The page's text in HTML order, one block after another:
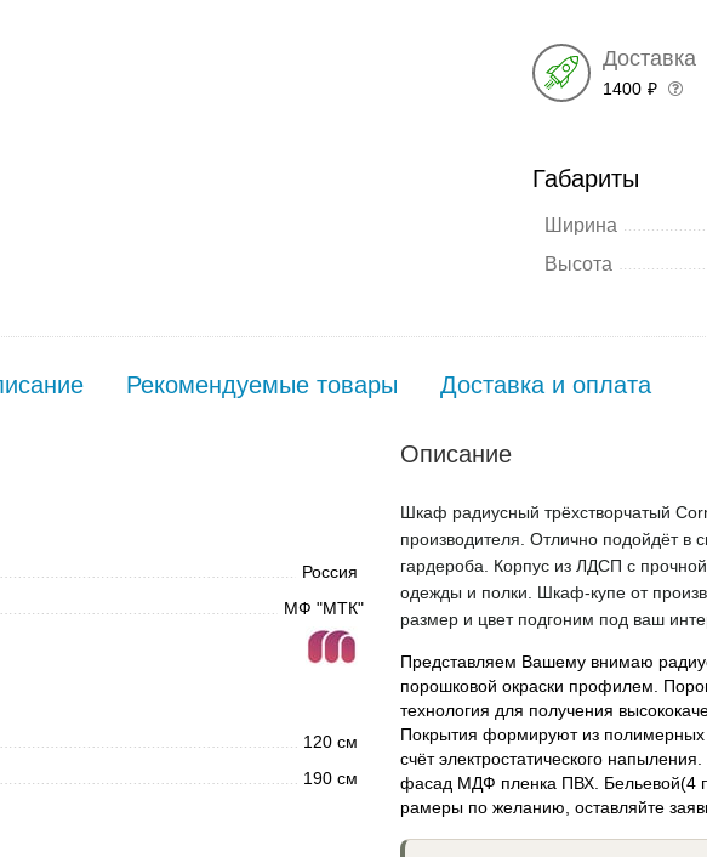
Доставка
1400 ₽
Габариты
Ширина
Высота
Рекомендуемые товары Доставка и оплата
Россия
МФ "МТК"
120 см
190 см
Описание
Шкаф радиусный трёхстворчатый
производителя. Отлично подойдёт в
гардероба. Корпус из ЛДСП с
одежды и полки. Шкаф-купе от
размер и цвет подгоним под ваш
Представляем Вашему внимаю
порошковой окраски профилем.
технология для получения
Покрытия формируют из полимерных
счёт электростатического
фасад МДФ пленка ПВХ. Бельевой(4
рамеры по желанию, оставляйте